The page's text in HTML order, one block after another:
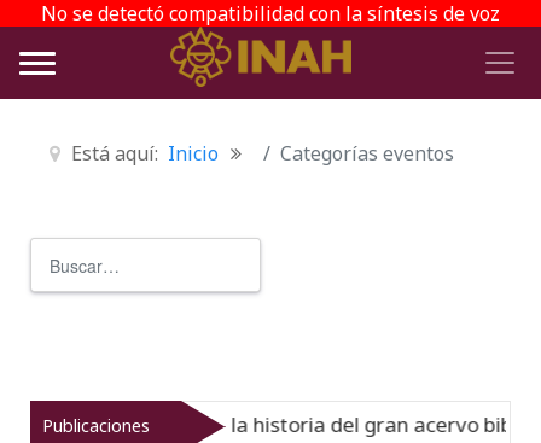
No se detectó compatibilidad con la síntesis de voz
Está aquí: Inicio Categorías eventos
Publicaciones
Virreinato muestra la historia del gran acervo